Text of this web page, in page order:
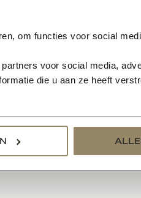
om functies voor social
voor social media,
die u aan ze heeft